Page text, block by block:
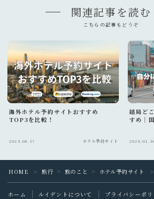
Follow Me
関連記事を読む
こちらの記事もどうぞ
海外ホテル予約サイトおすすめ
TOP3を比較！
2025.08.17 ホテル予約サイト
結局ど
すめ｜
2026.01.18
HOME ＞ 旅行 ＞ 旅のこと ＞ ホテル予約サイト ＞
ホーム ルイデントについて プライバシーポリ